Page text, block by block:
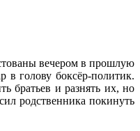
вечером в прошлую
в голову боксёр-политик.
братьев и разнять иx, но
родственника покинуть